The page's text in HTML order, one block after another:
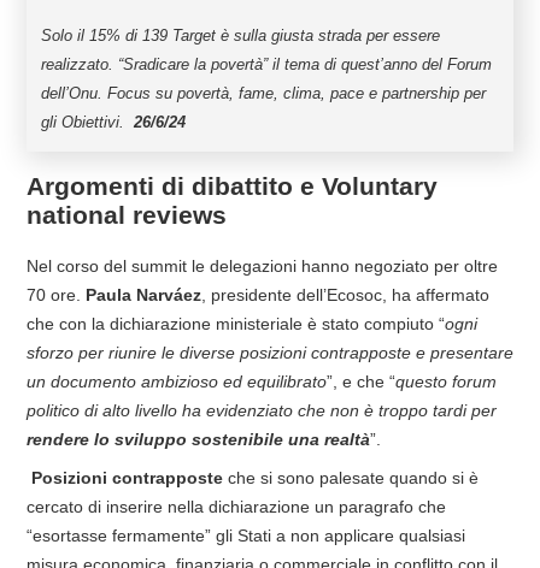
Solo il 15% di 139 Target è sulla giusta strada per essere
realizzato. “Sradicare la povertà” il tema di quest’anno del Forum
dell’Onu. Focus su povertà, fame, clima, pace e partnership per
gli Obiettivi. 26/6/24
Argomenti di dibattito e Voluntary
national reviews
Nel corso del summit le delegazioni hanno negoziato per oltre
70 ore. Paula Narváez , presidente dell’Ecosoc, ha affermato
che con la dichiarazione ministeriale è stato compiuto “ogni
sforzo per riunire le diverse posizioni contrapposte e presentare
un documento ambizioso ed equilibrato”, e che “questo forum
politico di alto livello ha evidenziato che non è troppo tardi per
rendere lo sviluppo sostenibile una realtà”.
Posizioni contrapposte che si sono palesate quando si è
cercato di inserire nella dichiarazione un paragrafo che
“esortasse fermamente” gli Stati a non applicare qualsiasi
misura economica, finanziaria o commerciale in conflitto con il